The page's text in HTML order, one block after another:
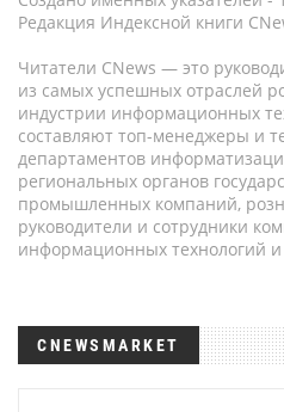
Редакция Индексной книги
Читатели CNews — это
из самых успешных отраслей
индустрии информационных
составляют топ-менеджеры и
департаментов
региональных органов
промышленных компаний,
руководители и сотрудники
информационных технологий и
CNEWSMARKET